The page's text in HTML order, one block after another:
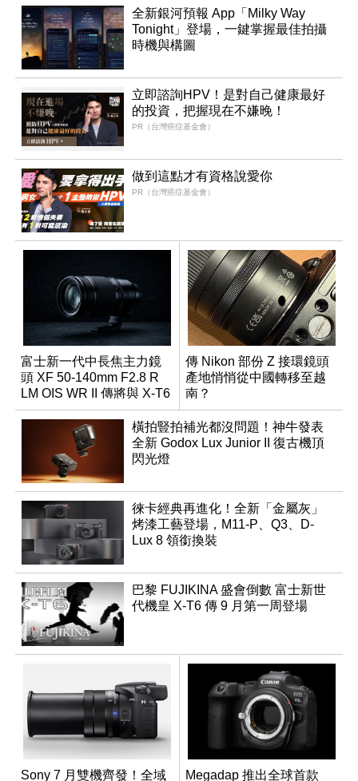
全新銀河預報 App「Milky Way
Tonight」登場，一鍵掌握最佳拍攝
時機與構圖
立即諮詢HPV！是對自己健康最好
的投資，把握現在不嫌晚！
PR（台灣癌症基金會）
做到這點才有資格說愛你
PR（台灣癌症基金會）
富士新一代中長焦主力鏡
頭 XF 50-140mm F2.8 R
LM OIS WR II 傳將與 X-T6
同步亮相
傳 Nikon 部份 Z 接環鏡頭
產地悄悄從中國轉移至越
南？
橫拍豎拍補光都沒問題！神牛發表
全新 Godox Lux Junior II 復古機頂
閃光燈
徠卡經典再進化！全新「金屬灰」
烤漆工藝登場，M11-P、Q3、D-
Lux 8 領銜換裝
巴黎 FUJIKINA 盛會倒數 富士新世
代機皇 X-T6 傳 9 月第一周登場
Sony 7 月雙機齊發！全域 Megadap 推出全球首款